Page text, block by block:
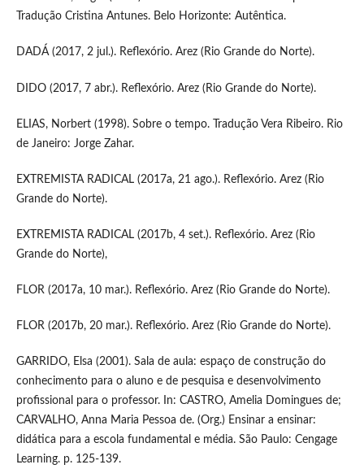
Tradução Cristina Antunes. Belo Horizonte: Autêntica.
DADÁ (2017, 2 jul.). Reflexório. Arez (Rio Grande do Norte).
DIDO (2017, 7 abr.). Reflexório. Arez (Rio Grande do Norte).
ELIAS, Norbert (1998). Sobre o tempo. Tradução Vera Ribeiro. Rio
de Janeiro: Jorge Zahar.
EXTREMISTA RADICAL (2017a, 21 ago.). Reflexório. Arez (Rio
Grande do Norte).
EXTREMISTA RADICAL (2017b, 4 set.). Reflexório. Arez (Rio
Grande do Norte),
FLOR (2017a, 10 mar.). Reflexório. Arez (Rio Grande do Norte).
FLOR (2017b, 20 mar.). Reflexório. Arez (Rio Grande do Norte).
GARRIDO, Elsa (2001). Sala de aula: espaço de construção do
conhecimento para o aluno e de pesquisa e desenvolvimento
profissional para o professor. In: CASTRO, Amelia Domingues de;
CARVALHO, Anna Maria Pessoa de. (Org.) Ensinar a ensinar:
didática para a escola fundamental e média. São Paulo: Cengage
Learning. p. 125-139.